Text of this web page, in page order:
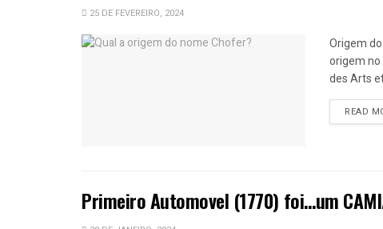
25 DE FEVEREIRO, 2024
Origem
origem no
des Arts
READ
Primeiro Automovel (1770) foi…um